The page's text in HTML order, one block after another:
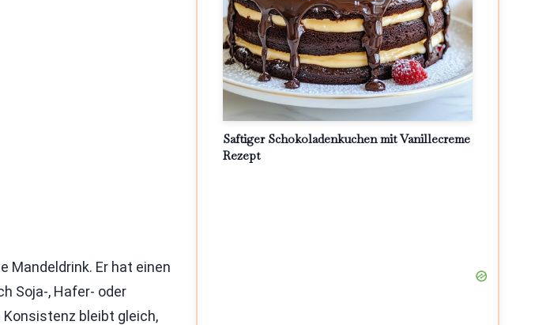
Mandeldrink. Er hat einen
Soja-, Hafer- oder
bleibt gleich,
Saftiger Schokoladenkuchen mit Vanillecreme
Rezept